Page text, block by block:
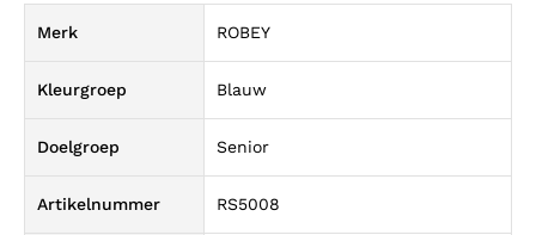
Merk ROBEY
Kleurgroep Blauw
Doelgroep Senior
Artikelnummer RS5008